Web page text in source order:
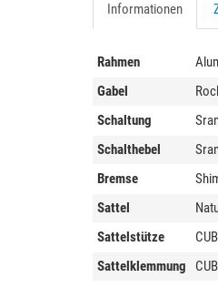
Informationen
Rahmen
Gabel
Schaltung
Schalthebel
Bremse
Sattel
Sattelstütze
Sattelklemmung